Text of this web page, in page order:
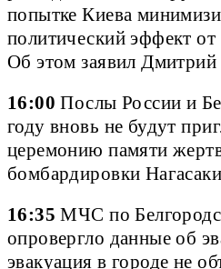
попытке Киева
политический эффект
Об этом заявил Дмитрий
16:00 Послы России и
году вновь не будут
церемонию памяти
бомбардировки
16:35 МЧС по
опровергло данные об
эвакуация в городе не